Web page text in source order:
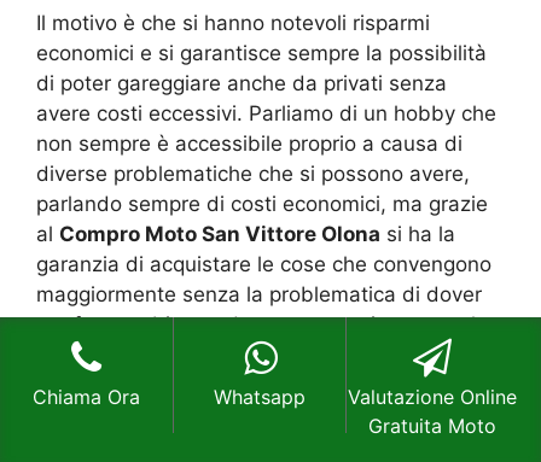
Il motivo è che si hanno notevoli risparmi
economici e si garantisce sempre la possibilità
di poter gareggiare anche da privati senza
avere costi eccessivi. Parliamo di un hobby che
non sempre è accessibile proprio a causa di
diverse problematiche che si possono avere,
parlando sempre di costi economici, ma grazie
al Compro Moto San Vittore Olona si ha la
garanzia di acquistare le cose che convengono
maggiormente senza la problematica di dover
per forza subire un danno economico notevole.
Se vi state avvicinando a questo nuovo settore
allora valutate esattamente il
Compro Moto
per tutto quello che riguarda
Chiama Ora Whatsapp
Valutazione Online
Gratuita Moto